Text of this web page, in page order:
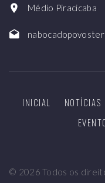
Médio Piracicaba
INICIAL NOTÍCIAS
© 2026 Todos os